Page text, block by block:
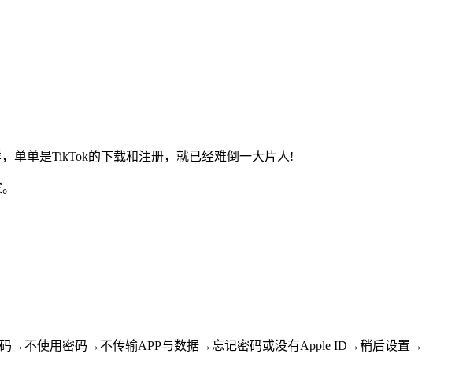
单单是TikTok的下载和注册，就已经难倒一大片人!
不使用密码→不传输APP与数据→忘记密码或没有Apple ID→稍后设置→